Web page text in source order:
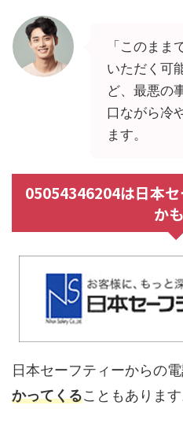
「このまま
いただく可
ど、最悪の
口ながら冷
ます。
05054346204は日本
か
日本セーフティーからの電
かってくることもあります